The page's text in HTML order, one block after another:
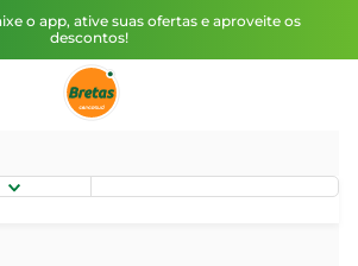
o app, ative suas ofertas e aproveite os
descontos!